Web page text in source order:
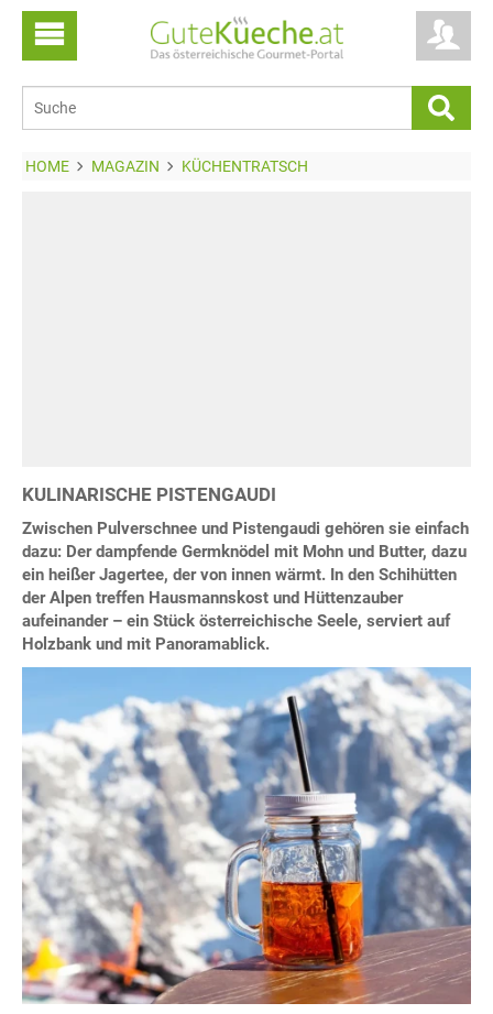
HOME MAGAZIN KÜCHENTRATSCH
KULINARISCHE PISTENGAUDI
Zwischen Pulverschnee und Pistengaudi gehören sie einfach
dazu: Der dampfende Germknödel mit Mohn und Butter, dazu
ein heißer Jagertee, der von innen wärmt. In den Schihütten
der Alpen treffen Hausmannskost und Hüttenzauber
aufeinander – ein Stück österreichische Seele, serviert auf
Holzbank und mit Panoramablick.